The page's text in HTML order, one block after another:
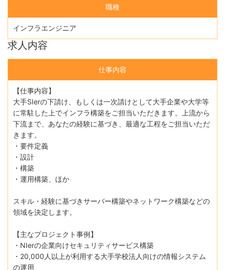
職種
インフラエンジニア
求人内容
仕事内容
【仕事内容】
大手SIerの下請け、もしくは一次請けとして大手企業や大学等
に常駐した上でインフラ構築をご担当いただきます。上流から
下流まで、あなたの経験に基づき、最適な工程をご担当いただ
きます。
・要件定義
・設計
・構築
・運用構築、ほか
スキル・経験に基づきサーバー構築やネットワーク構築などの
領域を決定します。
【主なプロジェクト事例】
・NIerの企業向けセキュリティサービス構築
・20,000人以上が利用する大手学校法人向けの情報システム
の運用